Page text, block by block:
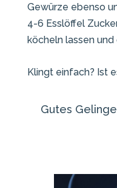
Gewürze ebenso
4-6 Esslöffel
köcheln lassen
Klingt einfach? Ist
Gutes